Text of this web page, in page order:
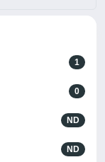
1
0
ND
ND